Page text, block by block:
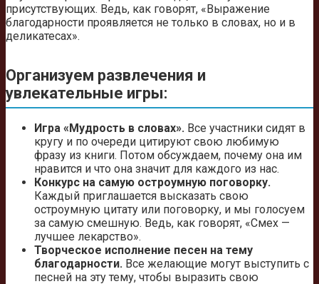
присутствующих. Ведь, как говорят, «Выражение
благодарности проявляется не только в словах, но и в
деликатесах».
Организуем развлечения и
увлекательные игры:
Игра «Мудрость в словах». Все участники сидят в
кругу и по очереди цитируют свою любимую
фразу из книги. Потом обсуждаем, почему она им
нравится и что она значит для каждого из нас.
Конкурс на самую остроумную поговорку.
Каждый приглашается высказать свою
остроумную цитату или поговорку, и мы голосуем
за самую смешную. Ведь, как говорят, «Смех —
лучшее лекарство».
Творческое исполнение песен на тему
благодарности. Все желающие могут выступить с
песней на эту тему, чтобы выразить свою